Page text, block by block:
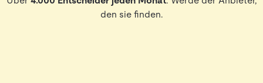
den sie finden.